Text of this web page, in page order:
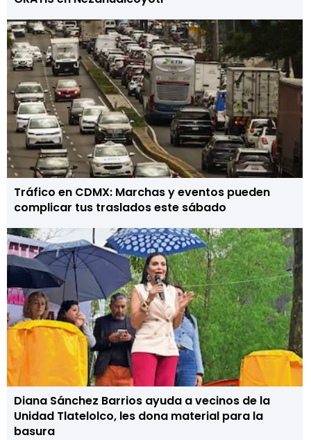
Tráfico en CDMX: Marchas y eventos pueden
complicar tus traslados este sábado
Diana Sánchez Barrios ayuda a vecinos de la
Unidad Tlatelolco, les dona material para la
basura